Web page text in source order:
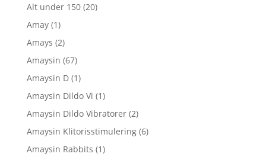
Alt under 150 (20)
Amay (1)
Amays (2)
Amaysin (67)
Amaysin D (1)
Amaysin Dildo Vi (1)
Amaysin Dildo Vibratorer (2)
Amaysin Klitorisstimulering (6)
Amaysin Rabbits (1)